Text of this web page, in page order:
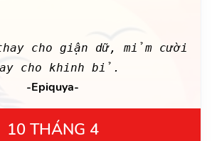
cho giận dữ, mỉm cười
cho khinh bỉ.
-Epiquya-
10 THÁNG 4